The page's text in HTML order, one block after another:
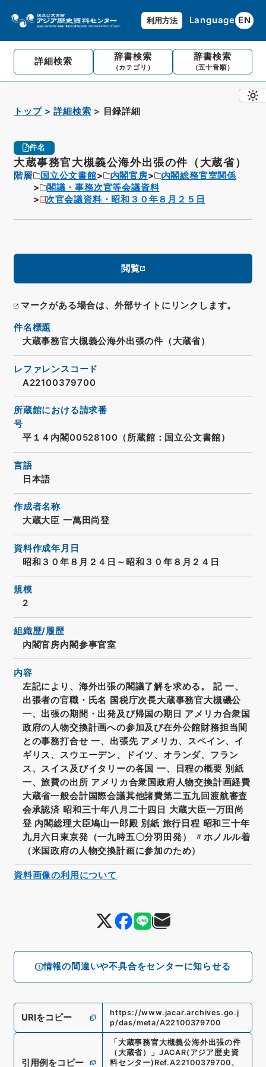
利用方法 Language EN
詳細検索 辞書検索
（カテゴリ）
辞書検索
（五十音順）
トップ 詳細検索 目録詳細
件名
大蔵事務官大槻義公海外出張の件（大蔵省）
階層 国立公文書館 内閣官房
内閣総務官室関係
閣議・事務次官等会議資料
次官会議資料・昭和３０年８月２５日
閲覧
マークがある場合は、外部サイトにリンクします。
情報の間違いや不具合をセンターに知らせる
件名標題
大蔵事務官大槻義公海外出張の件（大蔵省）
レファレンスコード
A22100379700
所蔵館における請求番
号
平１４内閣00528100（所蔵館：国立公文書館）
言語
日本語
作成者名称
大蔵大臣 一萬田尚登
資料作成年月日
昭和３０年８月２４日～昭和３０年８月２４日
規模
2
組織歴/履歴
内閣官房内閣参事官室
内容
左記により、海外出張の閣議了解を求める。 記 一、
出張者の官職・氏名 国税庁次長大蔵事務官大槻磯公
一、出張の期間・出発及び帰国の期日 アメリカ合衆国
政府の人物交換計画への参加及び在外公館財務担当間
との事務打合せ 一、出張先 アメリカ、スペイン、イ
ギリス、スウエーデン、ドイツ、オランダ、フラン
ス、スイス及びイタリーの各国 一、日程の概要 別紙
一、旅費の出所 アメリカ合衆国政府人物交換計画経費
大蔵省一般会計国際会議其他諸費第二五九回渡航審査
会承認済 昭和三十年八月二十四日 大蔵大臣一万田尚
登 内閣総理大臣鳩山一郎殿 別紙 旅行日程 昭和三十年
九月六日東京発（一九時五〇分羽田発） 〃ホノルル着
（米国政府の人物交換計画に参加のため）
URIをコピー
https://www.jacar.archives.go.j
p/das/meta/A22100379700
引用例をコピー
「 大蔵事務官大槻義公海外出張の件
（大蔵省）
」 JACAR(アジア歴史資
料センター) Ref.A22100379700、
資料画像の利用について